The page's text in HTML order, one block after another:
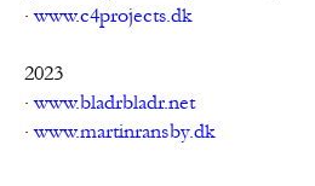
· www.c4projects.dk
2023
· www.bladrbladr.net
· www.martinransby.dk